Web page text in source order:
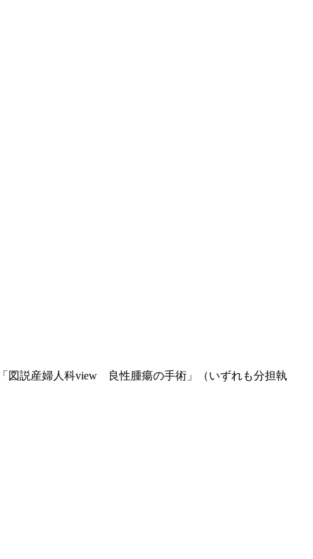
図説産婦人科view 良性腫瘍の手術」（いずれも分担執